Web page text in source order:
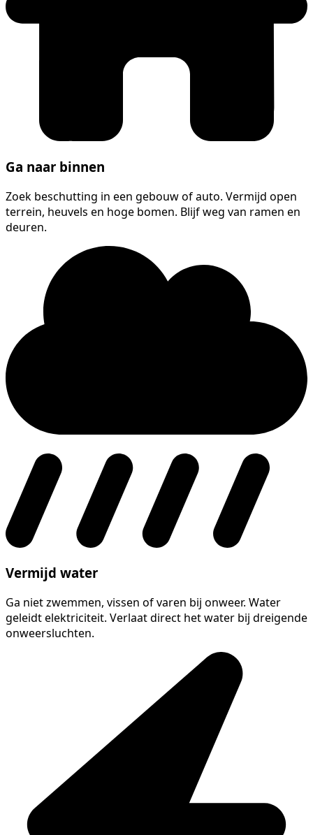
Ga naar binnen
Zoek beschutting in een gebouw of auto. Vermijd open
terrein, heuvels en hoge bomen. Blijf weg van ramen en
deuren.
Vermijd water
Ga niet zwemmen, vissen of varen bij onweer. Water
geleidt elektriciteit. Verlaat direct het water bij dreigende
onweersluchten.